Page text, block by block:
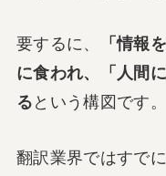
要するに、
「情報
に食われ、「人間
る という構図です。
翻訳業界ではすでに